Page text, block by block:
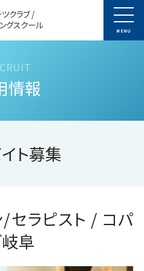
クラブ /
グスクール
MENU
情報
ト募集
/セラピスト / コパ
阜